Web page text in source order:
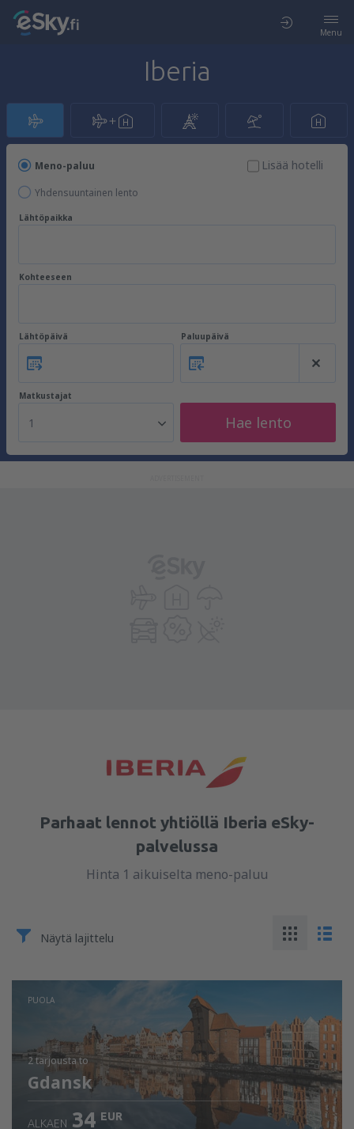
Menu
Iberia
Meno-paluu
Yhdensuuntainen lento
Lisää hotelli
Lähtöpaikka
Kohteeseen
Lähtöpäivä Paluupäivä
Matkustajat
1 Hae lento
Parhaat lennot yhtiöllä Iberia eSky-
palvelussa
Hinta 1 aikuiselta meno-paluu
Näytä lajittelu
PUOLA
2 tarjousta to
Gdansk
ALKAEN 34 EUR